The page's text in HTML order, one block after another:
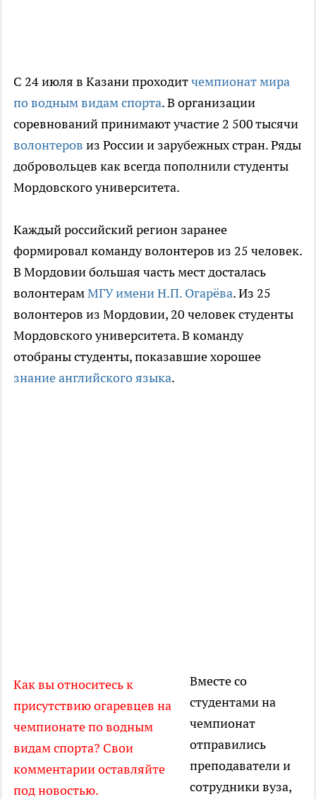
С 24 июля в Казани проходитчемпионат мира
по водным видам спорта. В организации
соревнований принимают участие 2 500 тысячи
волонтеров из России и зарубежных стран. Ряды
добровольцев как всегда пополнили студенты
Мордовского университета.
Каждый российский регион заранее
формировал команду волонтеров из 25 человек.
В Мордовии большая часть мест досталась
волонтерамМГУ имени Н.П. Огарёва. Из 25
волонтеров из Мордовии, 20 человек студенты
Мордовского университета. В команду
отобраны студенты, показавшие хорошее
знание английского языка.
Как вы относитесь к
присутствию огаревцев на
чемпионате по водным
видам спорта? Свои
комментарии оставляйте
под новостью.
Вместе со
студентами на
чемпионат
отправились
преподаватели и
сотрудники вуза,